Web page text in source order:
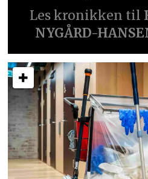
Les kronikken til
NYGÅRD-